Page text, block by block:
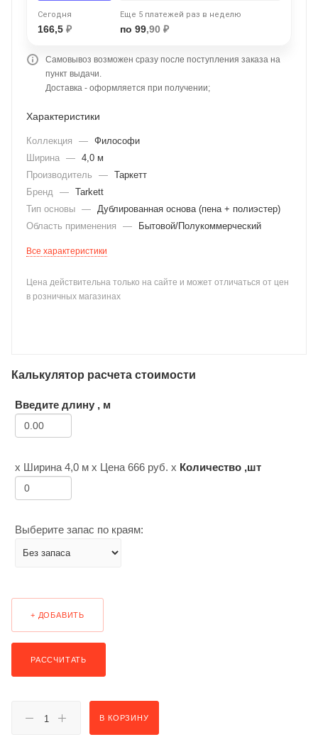
Сегодня
166,5 ₽
Еще 5 платежей раз в неделю
по 99,90 ₽
Самовывоз возможен сразу после поступления заказа на
пункт выдачи.
Доставка - оформляется при получении;
Характеристики
Коллекция — Философи
Ширина — 4,0 м
Производитель
— Таркетт
Бренд — Tarkett
Тип основы — Дублированная основа (пена + полиэстер)
Область применения
— Бытовой/Полукоммерческий
Все характеристики
Цена действительна только на сайте и может отличаться от цен
в розничных магазинах
Калькулятор расчета стоимости
Введите длину , м
х Ширина 4,0 м х Цена 666 руб. х Количество ,шт
Выберите запас по краям:
+ ДОБАВИТЬ
РАССЧИТАТЬ
В КОРЗИНУ